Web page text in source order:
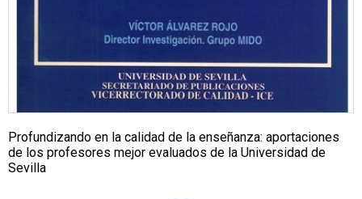
Profundizando en la calidad de la enseñanza: aportaciones
de los profesores mejor evaluados de la Universidad de
Sevilla